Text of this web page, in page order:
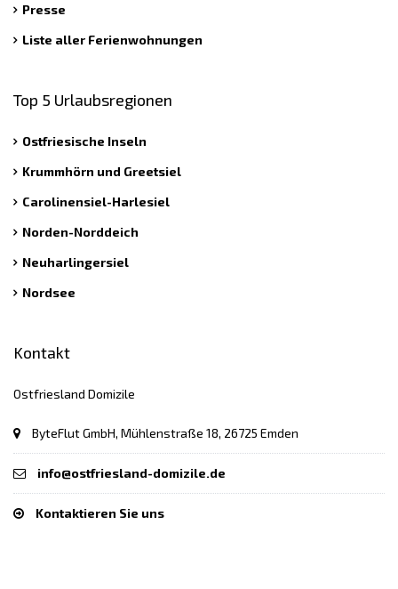
Presse
Liste aller Ferienwohnungen
Top 5 Urlaubsregionen
Ostfriesische Inseln
Krummhörn und Greetsiel
Carolinensiel-Harlesiel
Norden-Norddeich
Neuharlingersiel
Nordsee
Kontakt
Ostfriesland Domizile
ByteFlut GmbH, Mühlenstraße 18, 26725 Emden
info@ostfriesland-domizile.de
Kontaktieren Sie uns